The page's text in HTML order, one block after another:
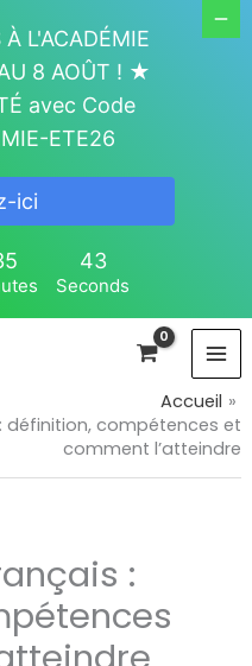
Accueil
définition, compétences et
comment l’atteindre
:
L'ACADÉMIE
8 AOÛT ! ★
avec Code
ETE26
ici
43
Seconds